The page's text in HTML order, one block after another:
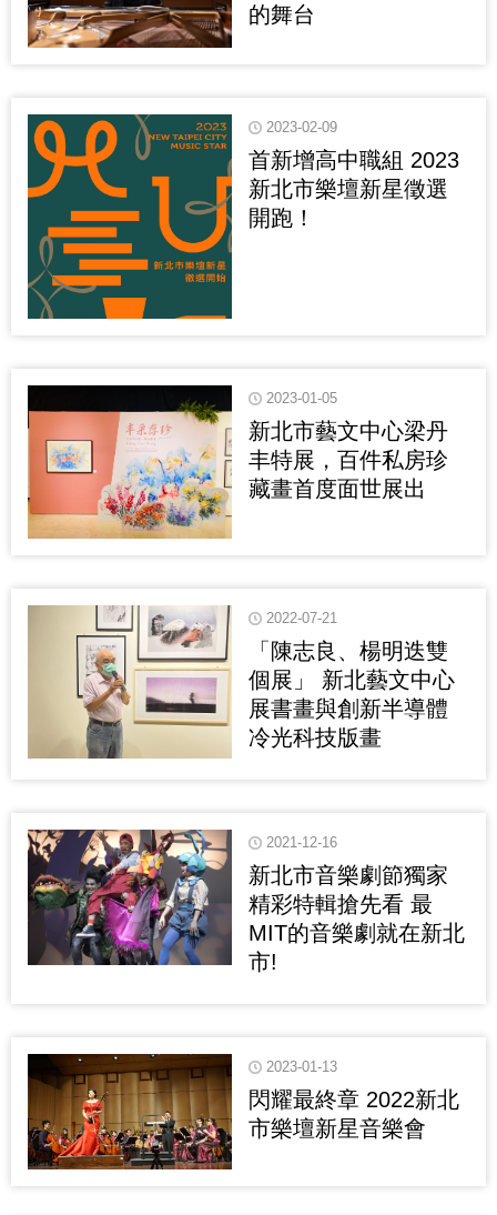
的舞台
2023-02-09
首新增高中職組 2023
新北市樂壇新星徵選
開跑！
2023-01-05
新北市藝文中心梁丹
丰特展，百件私房珍
藏畫首度面世展出
2022-07-21
「陳志良、楊明迭雙
個展」 新北藝文中心
展書畫與創新半導體
冷光科技版畫
2021-12-16
新北市音樂劇節獨家
精彩特輯搶先看 最
MIT的音樂劇就在新北
市!
2023-01-13
閃耀最終章 2022新北
市樂壇新星音樂會